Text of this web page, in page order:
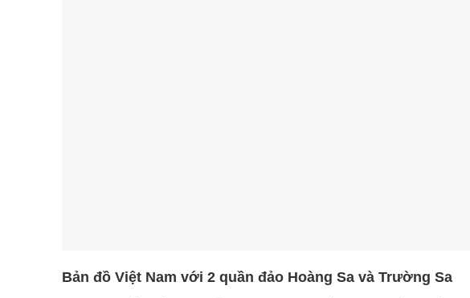
Bản đồ Việt Nam với 2 quần đảo Hoàng Sa và Trường Sa